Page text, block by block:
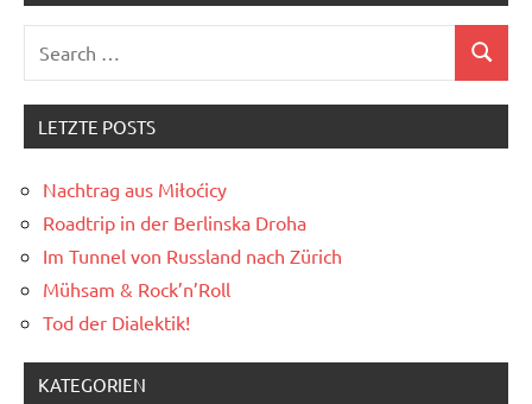
Search
LETZTE POSTS
Nachtrag aus Miłoćicy
Roadtrip in der Berlinska Droha
Im Tunnel von Russland nach Zürich
Mühsam & Rock’n’Roll
Tod der Dialektik!
KATEGORIEN